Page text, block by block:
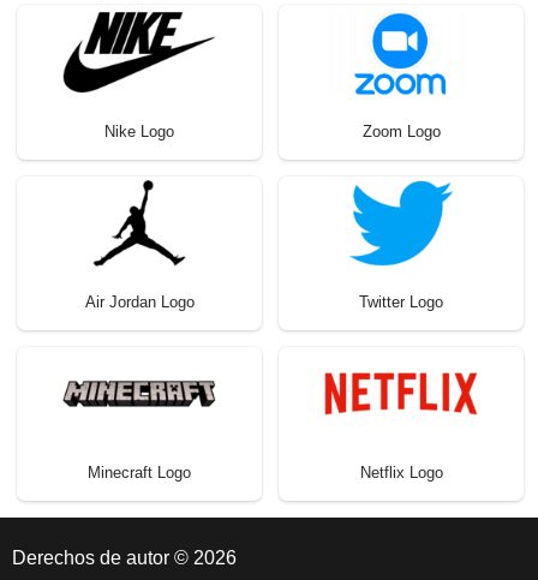
Nike Logo Zoom Logo
Air Jordan Logo Twitter Logo
Minecraft Logo Netflix Logo
Derechos de autor © 2026